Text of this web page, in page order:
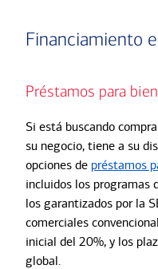
Financiamiento
Préstamos para
Si está buscando
su negocio, tiene a su
opciones de préstamos
incluidos los programas
los garantizados por la
comerciales
inicial del 20%, y los
global.